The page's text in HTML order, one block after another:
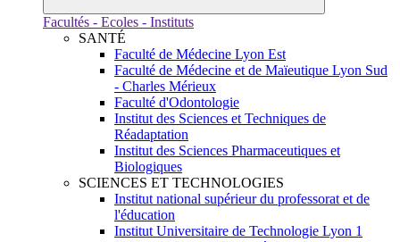
Facultés - Ecoles - Instituts
SANTÉ
Faculté de Médecine Lyon Est
Faculté de Médecine et de Maïeutique Lyon Sud
- Charles Mérieux
Faculté d'Odontologie
Institut des Sciences et Techniques de
Réadaptation
Institut des Sciences Pharmaceutiques et
Biologiques
SCIENCES ET TECHNOLOGIES
Institut national supérieur du professorat et de
l'éducation
Institut Universitaire de Technologie Lyon 1